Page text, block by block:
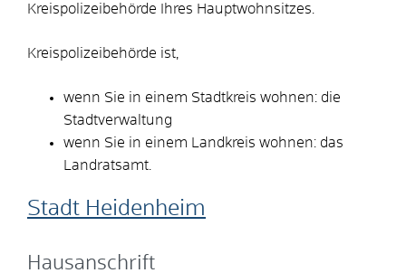
Kreispolizeibehörde Ihres Hauptwohnsitzes.
Kreispolizeibehörde ist,
wenn Sie in einem Stadtkreis wohnen: die
Stadtverwaltung
wenn Sie in einem Landkreis wohnen: das
Landratsamt.
Stadt Heidenheim
Hausanschrift